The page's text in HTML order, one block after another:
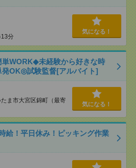
13分
気になる！
単WORK◆未経験から好きな時
発OK◎試験監督[アルバイト]
ま市大宮区錦町（最寄
気になる！
給！平日休み！ピッキング作業